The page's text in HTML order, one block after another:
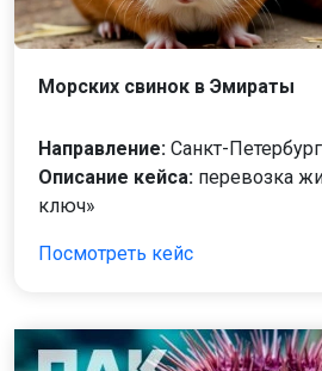
Морских свинок в Эмираты
Направление: Санкт-
Описание кейса: перевозка
ключ»
Посмотреть кейс